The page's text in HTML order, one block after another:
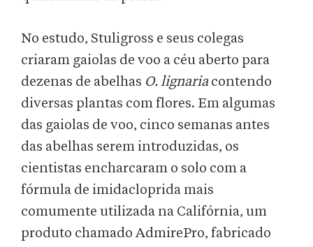
No estudo, Stuligross e seus colegas
criaram gaiolas de voo a céu aberto para
dezenas de abelhas O. lignaria contendo
diversas plantas com flores. Em algumas
das gaiolas de voo, cinco semanas antes
das abelhas serem introduzidas, os
cientistas encharcaram o solo com a
fórmula de imidacloprida mais
comumente utilizada na Califórnia, um
produto chamado AdmirePro, fabricado